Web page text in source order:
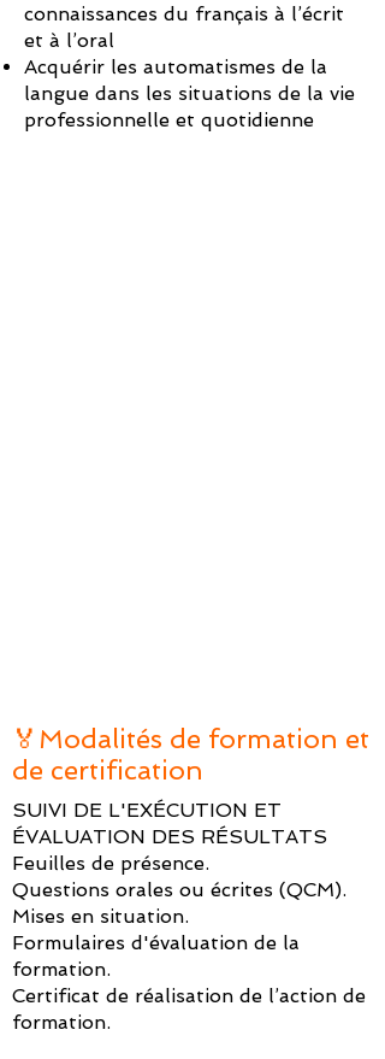
connaissances du français à l’écrit
et à l’oral
Acquérir les automatismes de la
langue dans les situations de la vie
professionnelle et quotidienne
🏅Modalités de formation et
de certification
SUIVI DE L'EXÉCUTION ET
ÉVALUATION DES RÉSULTATS
Feuilles de présence.
Questions orales ou écrites (QCM).
Mises en situation.
Formulaires d'évaluation de la
formation.
Certificat de réalisation de l’action de
formation.